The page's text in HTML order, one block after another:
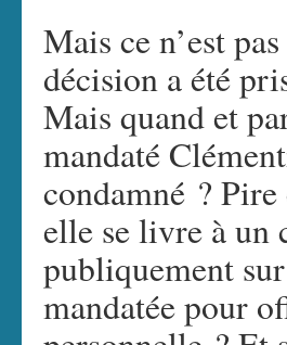
Mais ce n’est
décision a été
Mais quand et
mandaté
condamné ?
elle se livre à un
publiquement
mandatée pour